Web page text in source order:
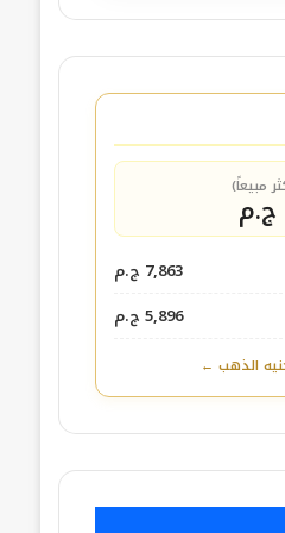
7,863 ج.م
5,896 ج.م
الذهب ←